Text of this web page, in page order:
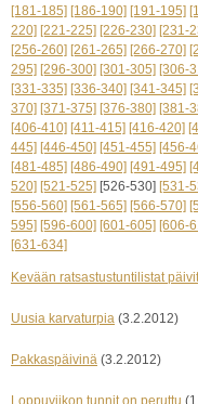
[181-185] [186-190] [191-195]
220] [221-225] [226-230] [231-
[256-260] [261-265] [266-270]
295] [296-300] [301-305] [306-
[331-335] [336-340] [341-345]
370] [371-375] [376-380] [381-
[406-410] [411-415] [416-420]
445] [446-450] [451-455] [456-
[481-485] [486-490] [491-495]
520] [521-525] [526-530] [531-
[556-560] [561-565] [566-570]
595] [596-600] [601-605] [606-
[631-634]
Kevään ratsastustuntilistat
Uusia karvaturpia (3.2.2012)
Pakkaspäivinä (3.2.2012)
Loppuviikon tunnit on peruttu